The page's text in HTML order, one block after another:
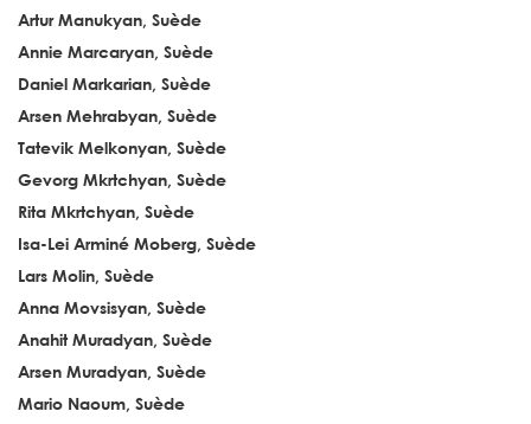
Artur Manukyan, Suède
Annie Marcaryan, Suède
Daniel Markarian, Suède
Arsen Mehrabyan, Suède
Tatevik Melkonyan, Suède
Gevorg Mkrtchyan, Suède
Rita Mkrtchyan, Suède
Isa-Lei Arminé Moberg, Suède
Lars Molin, Suède
Anna Movsisyan, Suède
Anahit Muradyan, Suède
Arsen Muradyan, Suède
Mario Naoum, Suède